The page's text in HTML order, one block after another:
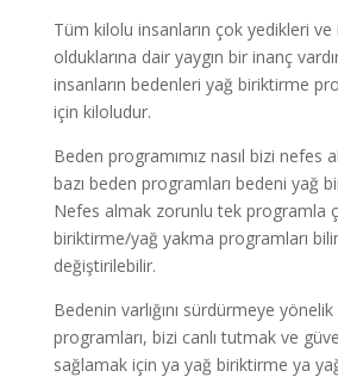
Tüm kilolu insanların çok yedikleri ve
olduklarına dair yaygın bir inanç
insanların bedenleri yağ biriktirme
için kiloludur.
Beden programımız nasıl bizi nefes
bazı beden programları bedeni yağ
Nefes almak zorunlu tek programla
biriktirme/yağ yakma programları
değiştirilebilir.
Bedenin varlığını sürdürmeye
programları, bizi canlı tutmak ve
sağlamak için ya yağ biriktirme ya